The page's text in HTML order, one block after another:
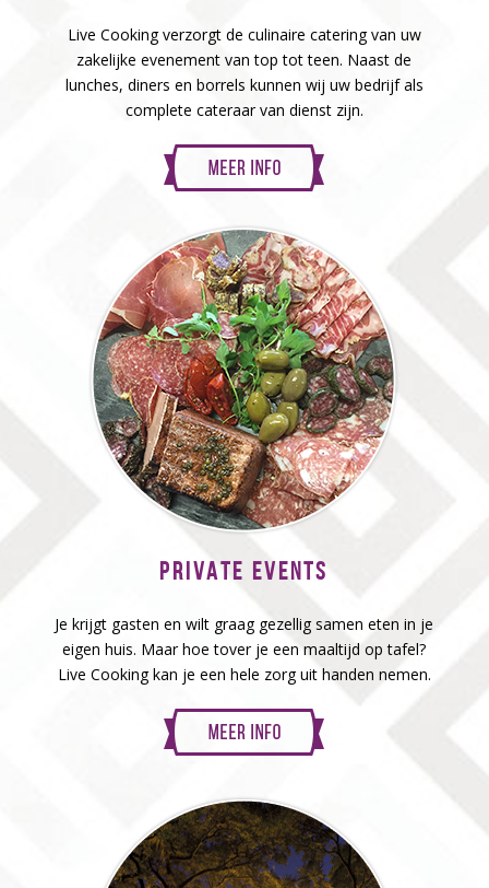
Live Cooking verzorgt de culinaire catering van uw
zakelijke evenement van top tot teen. Naast de
lunches, diners en borrels kunnen wij uw bedrijf als
complete cateraar van dienst zijn.
PRIVATE EVENTS
Je krijgt gasten en wilt graag gezellig samen eten in je
eigen huis. Maar hoe tover je een maaltijd op tafel?
Live Cooking kan je een hele zorg uit handen nemen.